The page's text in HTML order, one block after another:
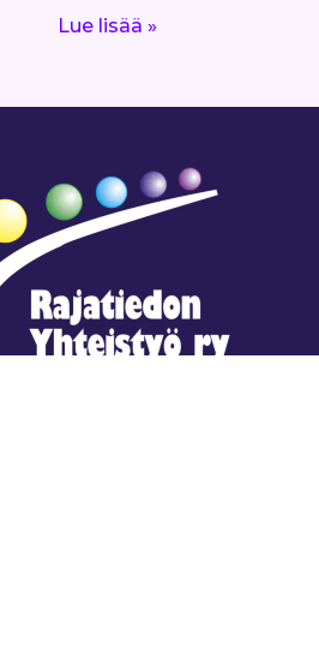
Lue lisää »